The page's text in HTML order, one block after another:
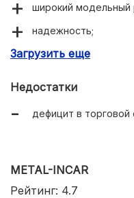
широкий модельный
надежность;
долговечность.
Загрузить еще
Недостатки
дефицит в торговой
METAL-INCAR
Рейтинг: 4.7